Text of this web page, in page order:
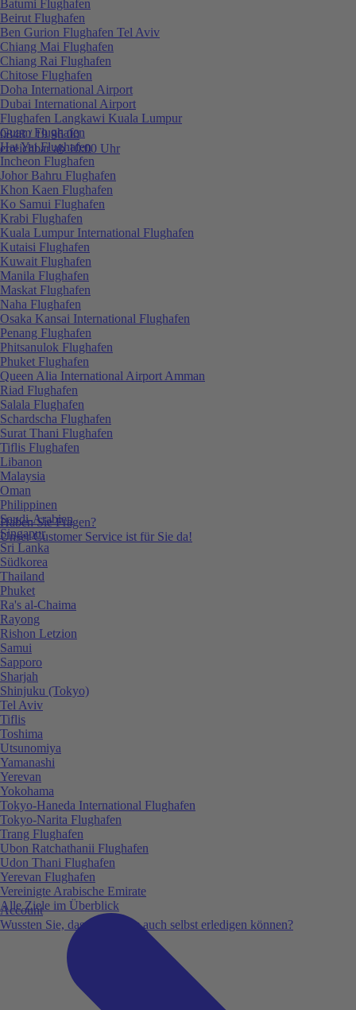
0848 / 19 96 00
erreichbar ab 10:00 Uhr
Haben Sie Fragen?
Unser Customer Service ist für Sie da!
Account
Wussten Sie, dass Sie vieles auch selbst erledigen können?
Batumi Flughafen
Beirut Flughafen
Ben Gurion Flughafen Tel Aviv
Chiang Mai Flughafen
Chiang Rai Flughafen
Chitose Flughafen
Doha International Airport
Dubai International Airport
Flughafen Langkawi Kuala Lumpur
Guam Flughafen
Hat Yai Flughafen
Incheon Flughafen
Johor Bahru Flughafen
Khon Kaen Flughafen
Ko Samui Flughafen
Krabi Flughafen
Kuala Lumpur International Flughafen
Kutaisi Flughafen
Kuwait Flughafen
Manila Flughafen
Maskat Flughafen
Naha Flughafen
Osaka Kansai International Flughafen
Penang Flughafen
Phitsanulok Flughafen
Phuket Flughafen
Queen Alia International Airport Amman
Riad Flughafen
Salala Flughafen
Schardscha Flughafen
Surat Thani Flughafen
Tiflis Flughafen
Libanon
Malaysia
Oman
Philippinen
Saudi-Arabien
Singapur
Sri Lanka
Südkorea
Thailand
Phuket
Ra's al-Chaima
Rayong
Rishon Letzion
Samui
Sapporo
Sharjah
Shinjuku (Tokyo)
Tel Aviv
Tiflis
Toshima
Utsunomiya
Yamanashi
Yerevan
Yokohama
Tokyo-Haneda International Flughafen
Tokyo-Narita Flughafen
Trang Flughafen
Ubon Ratchathanii Flughafen
Udon Thani Flughafen
Yerevan Flughafen
Vereinigte Arabische Emirate
Alle Ziele im Überblick